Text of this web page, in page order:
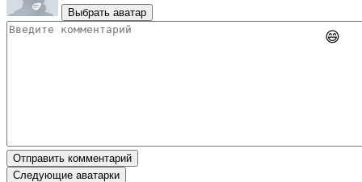
Выбрать аватар
😄
Отправить комментарий
Следующие аватарки